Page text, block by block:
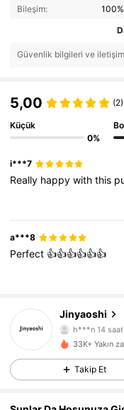
Bileşim:
Güvenlik bilgileri ve
5,00 (2)
Küçük
0%
i***7
Really happywiththis
a***8
Perfect 👍👍👍👍👍👍
Jinyaoshi
4,86
9.1K
h***n 14
n***4göz
33K+ Yakın
Takip Et